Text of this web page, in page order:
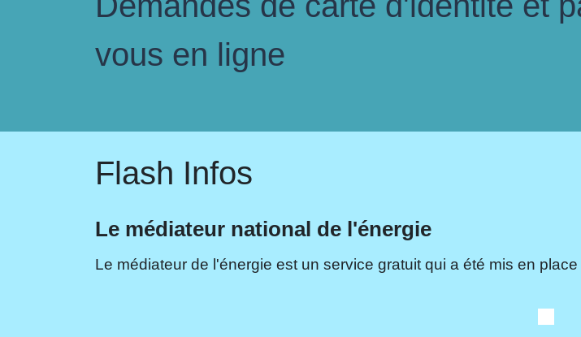
vous en ligne
Flash Infos
Le médiateur national de l'énergie
Le médiateur de l'énergie est un service gratuit qui a été mis en